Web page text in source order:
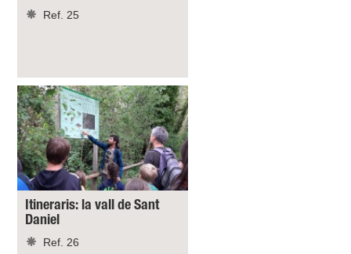
Ref. 25
Itineraris: la vall de Sant
Daniel
Ref. 26